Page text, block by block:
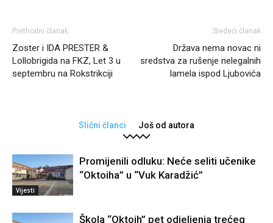
Prethodni članak
Zoster i IDA PRESTER &
Lollobrigida na FKZ, Let 3 u
septembru na Rokstrikciji
Sledeći članak
Država nema novac ni
sredstva za rušenje nelegalnih
lamela ispod Ljubovića
Slični članci Još od autora
Vijesti
Promijenili odluku: Neće seliti učenike
“Oktoiha” u “Vuk Karadžić”
Škola “Oktoih” pet odjeljenja trećeg